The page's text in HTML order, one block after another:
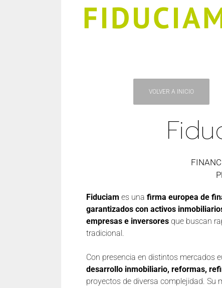
VOLVER A INICIO
Fiduciam es una firma europea de
garantizados con activos
empresas e inversores que buscan
tradicional.
Con presencia en distintos mercados
desarrollo inmobiliario, reformas,
proyectos de diversa complejidad. Su